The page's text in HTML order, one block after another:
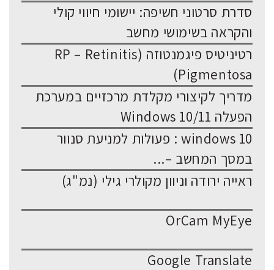
סדרת סרטוני חשיפה: יישומי חיווי קולי
והקראה בשימושי מחשב
רטיניטיס פיגמנטוזה (RP – Retinitis
Pigmentosa)
מדריך לקיצורי מקלדת מרכזיים במערכת
הפעלה Windows 10/11
windows 10 : פעולות למניעת סנוור
במסך המחשב –...
ראייה ירודה וניוון מקולרי גילי (נמ"ג)
OrCam MyEye
Google Translate